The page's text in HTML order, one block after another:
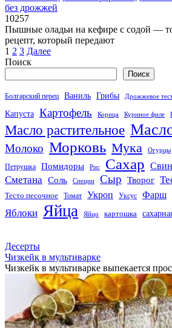
без дрожжей
10257
Пышные оладьи на кефире с содой —
рецепт, который передают
Пагинация
записей
1 2 3 Далее
Поиск
Поиск
Болгарский перец Ваниль Грибы Дрожжевое
Капуста Картофель Корица Куриное филе
Масло растительное
Молоко Морковь Мука Огурцы
Петрушка Помидоры Рис Сахар
Сметана Соль Специи Сыр Творог
Тесто песочное Томат Укроп Уксус Фарш
Яблоки Яйца Яйцо картошка
Десерты
Чизкейк в мультиварке
Чизкейк в мультиварке выпекается